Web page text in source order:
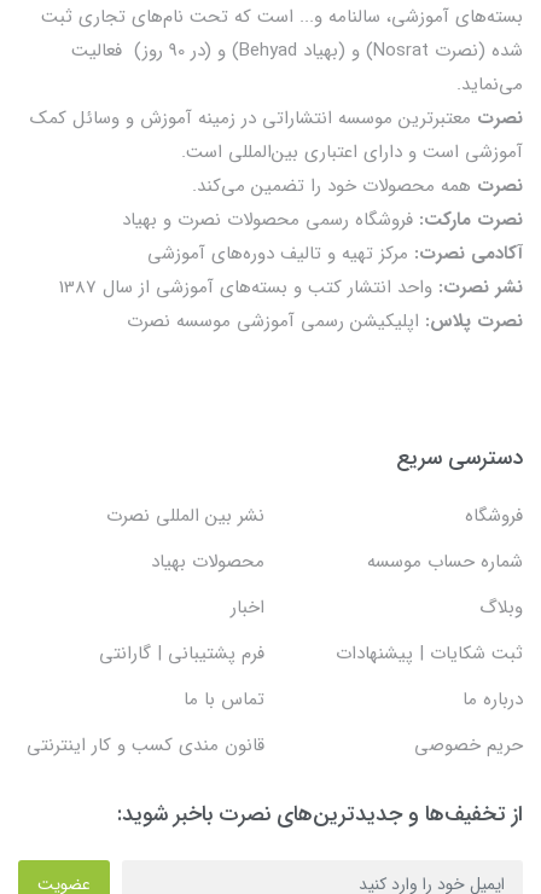
بسته‌های آموزشی، سالنامه و... است که تحت نام‌های تجاری ثبت
شده (نصرت Nosrat) و (بهیاد Behyad) و (در 90 روز) فعالیت
می‌نماید.
نصرت معتبرترین موسسه انتشاراتی در زمینه آموزش و وسائل کمک
آموزشی است و دارای اعتباری بین‌المللی است.
نصرت همه محصولات خود را تضمين می‌كند.
نصرت مارکت: فروشگاه رسمی محصولات نصرت و بهیاد
آکادمی نصرت: مرکز تهیه و تالیف دوره‌های آموزشی
نشر نصرت: واحد انتشار کتب و بسته‌های آموزشی از سال 1387
نصرت پلاس: اپلیکیشن رسمی آموزشی موسسه نصرت
دسترسی سریع
فروشگاه
نشر بین المللی نصرت
شماره حساب موسسه
محصولات بهیاد
وبلاگ
اخبار
ثبت شکایات | پیشنهادات
فرم پشتیبانی | گارانتی
درباره ما
تماس با ما
حریم خصوصی
قانون مندی کسب و کار اینترنتی
از تخفیف‌ها و جدیدترین‌های نصرت باخبر شوید:
عضویت